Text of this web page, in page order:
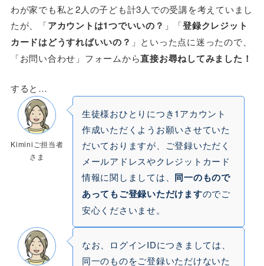
わが家でも私と2人の子ども計3人での受講を考えていまし
たが、「アカウントは1つでいいの？ 」「登録クレジット
カードはどうすればいいの？ 」といった点に迷ったので、
「お問い合わせ」フォームから直接お尋ねしてみました！
すると…
Kiminiご担当者
さま
生徒様おひとりにつき1アカウント
作成いただくようお願いさせていた
だいておりますが、ご登録いただく
メールアドレスやクレジットカード
情報に関しましては、 同一のもので
あってもご登録いただけますのでご
安心くださいませ。
なお、ログインIDにつきましては、
同一のものをご登録いただけないた